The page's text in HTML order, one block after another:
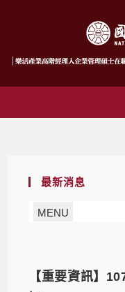
最新消息
MENU
【重要資訊】